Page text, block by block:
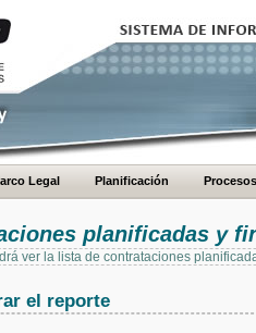
Legal Planificación Procesos
planificadas y
ver la lista de contrataciones
el reporte